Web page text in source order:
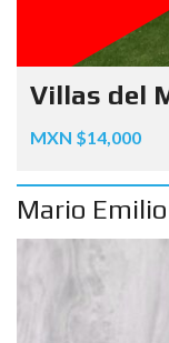
Villas del
MXN $14,000
Mario